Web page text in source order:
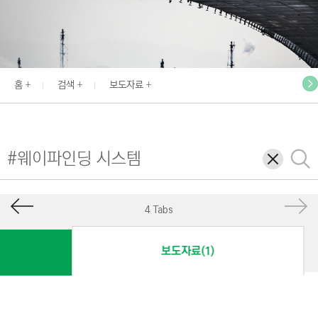
E
N
N
E
I
홈 검색 보도자료
삭
제
검
색
4 Tabs
보도자료(1)